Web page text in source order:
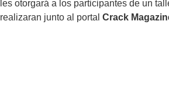
les otorgará a los participantes de un
realizaran junto al portal Crack